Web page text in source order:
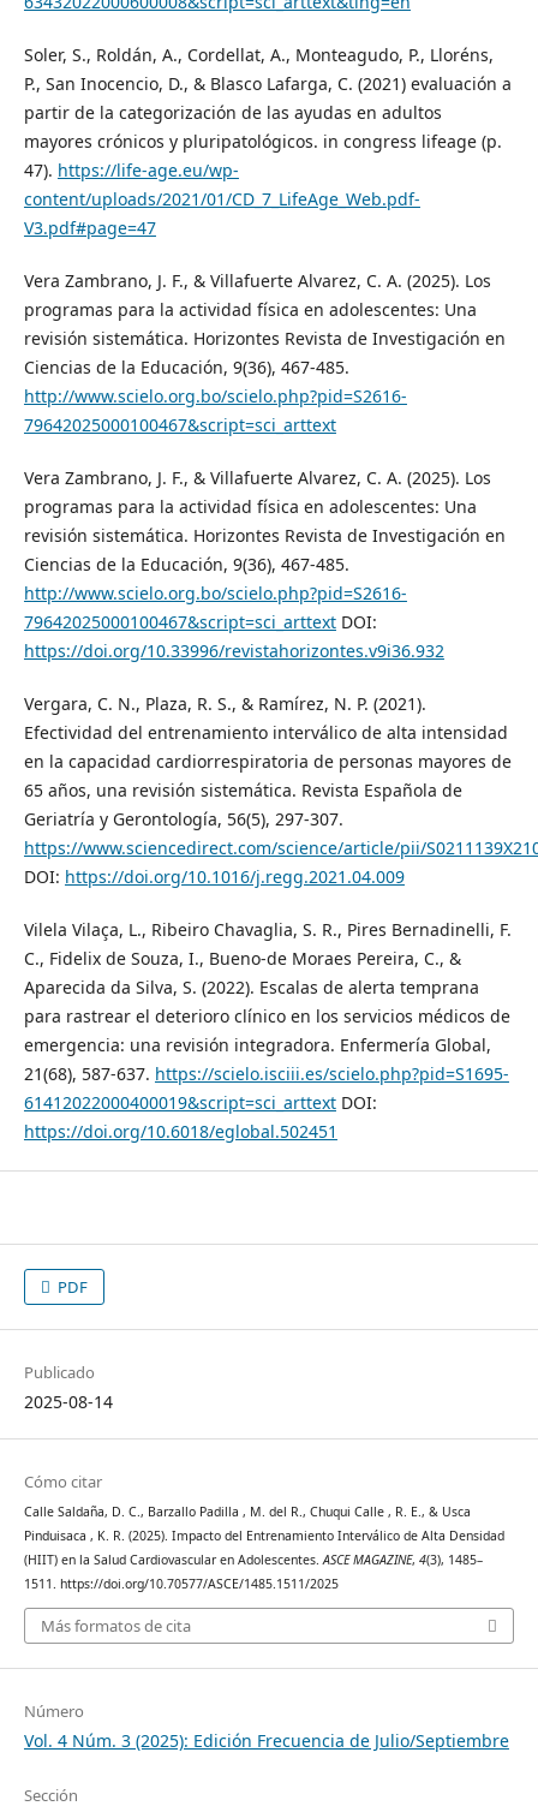
Soler, S., Roldán, A., Cordellat, A., Monteagudo, P., Lloréns,
P., San Inocencio, D., & Blasco Lafarga, C. (2021) evaluación a
partir de la categorización de las ayudas en adultos
mayores crónicos y pluripatológicos. in congress lifeage (p.
47). https://life-age.eu/wp-
content/uploads/2021/01/CD_7_LifeAge_Web.pdf-
V3.pdf#page=47
Vera Zambrano, J. F., & Villafuerte Alvarez, C. A. (2025). Los
programas para la actividad física en adolescentes: Una
revisión sistemática. Horizontes Revista de Investigación en
Ciencias de la Educación, 9(36), 467-485.
http://www.scielo.org.bo/scielo.php?pid=S2616-
79642025000100467&script=sci_arttext
Vera Zambrano, J. F., & Villafuerte Alvarez, C. A. (2025). Los
programas para la actividad física en adolescentes: Una
revisión sistemática. Horizontes Revista de Investigación en
Ciencias de la Educación, 9(36), 467-485.
http://www.scielo.org.bo/scielo.php?pid=S2616-
79642025000100467&script=sci_arttextDOI:
https://doi.org/10.33996/revistahorizontes.v9i36.932
Vergara, C. N., Plaza, R. S., & Ramírez, N. P. (2021).
Efectividad del entrenamiento interválico de alta intensidad
en la capacidad cardiorrespiratoria de personas mayores de
65 años, una revisión sistemática. Revista Española de
Geriatría y Gerontología, 56(5), 297-307.
https://www.sciencedirect.com/science/article/pii/
DOI: https://doi.org/10.1016/j.regg.2021.04.009
Vilela Vilaça, L., Ribeiro Chavaglia, S. R., Pires Bernadinelli, F.
C., Fidelix de Souza, I., Bueno-de Moraes Pereira, C., &
Aparecida da Silva, S. (2022). Escalas de alerta temprana
para rastrear el deterioro clínico en los servicios médicos de
emergencia: una revisión integradora. Enfermería Global,
21(68), 587-637. https://scielo.isciii.es/scielo.php?pid=S1695-
61412022000400019&script=sci_arttextDOI:
https://doi.org/10.6018/eglobal.502451
PDF
Publicado
2025-08-14
Cómo citar
Calle Saldaña, D. C., Barzallo Padilla , M. del R., Chuqui Calle , R. E., & Usca
Pinduisaca , K. R. (2025). Impacto del Entrenamiento Interválico de Alta Densidad
(HIIT) en la Salud Cardiovascular en Adolescentes. ASCE MAGAZINE, 4(3), 1485–
1511. https://doi.org/10.70577/ASCE/1485.1511/2025
Más formatos de cita
Número
Vol. 4 Núm. 3 (2025): Edición Frecuencia de Julio/Septiembre
Sección